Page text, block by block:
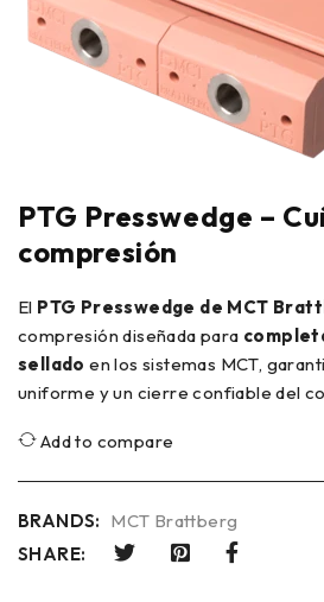
PTG Presswedge –
compresión
El PTG Presswedge de MCT
compresión diseñada para
sellado en los sistemas MCT,
uniforme y un cierre confiable del
Add to compare
BRANDS: MCT Brattberg
SHARE: